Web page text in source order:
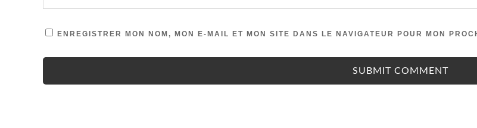
ENREGISTRER MON NOM, MON E-MAIL ET MON SITE DANS LE NAVIGATEUR POUR MON